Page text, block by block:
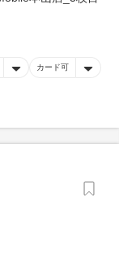
カード可